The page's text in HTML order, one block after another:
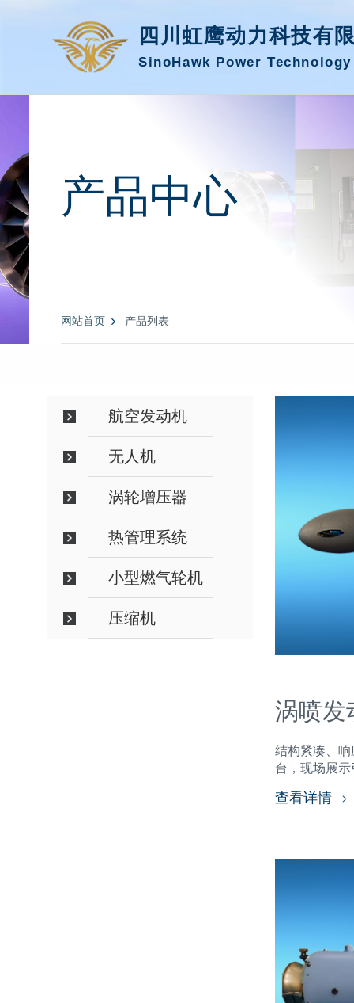
四川虹鹰动力科技有
SinoHawk Power
产品中心
网站首页 产品列表
航空发动机
无人机
涡轮增压器
热管理系统
小型燃气轮机
压缩机
涡喷发
结构紧凑、
台，现场展
查看详情